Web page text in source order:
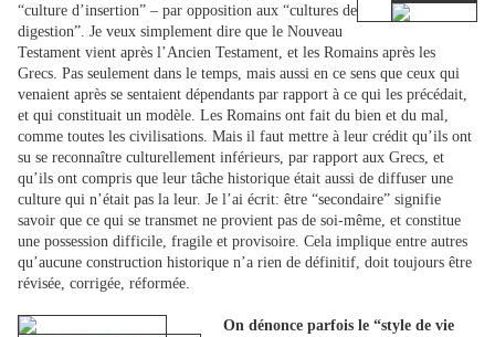
“culture d’insertion” – par opposition aux “cultures de
digestion”. Je veux simplement dire que le Nouveau
Testament vient après l’Ancien Testament, et les Romains après les
Grecs. Pas seulement dans le temps, mais aussi en ce sens que ceux qui
venaient après se sentaient dépendants par rapport à ce qui les précédait,
et qui constituait un modèle. Les Romains ont fait du bien et du mal,
comme toutes les civilisations. Mais il faut mettre à leur crédit qu’ils ont
su se reconnaître culturellement inférieurs, par rapport aux Grecs, et
qu’ils ont compris que leur tâche historique était aussi de diffuser une
culture qui n’était pas la leur. Je l’ai écrit: être “secondaire” signifie
savoir que ce qui se transmet ne provient pas de soi-même, et constitue
une possession difficile, fragile et provisoire. Cela implique entre autres
qu’aucune construction historique n’a rien de définitif, doit toujours être
révisée, corrigée, réformée.
On dénonce parfois le “style de vie